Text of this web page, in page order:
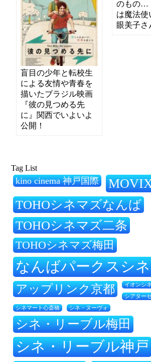
のもの…
は魔法使
眼美子さ
盲目の少年と転校生
による友情や青春を
描いたブラジル映画
『彼の見つめる先
に』関西でいよいよ
公開！
Tag List
kino cinema 神戸国際
TOHOシネマズなんば
TOHOシネマズ二条
TOHOシネマズ梅田
なんばパークスシ
アップリンク京都 イオンシ
シアター
シネマート心斎橋 シネ・ヌーヴォ
シネ・リーブル梅田
シネ・リーブル神戸